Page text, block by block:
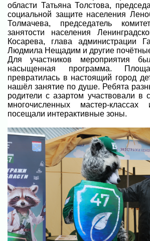
области Татьяна Толстова,
социальной защите населения
Толмачева, председатель
занятости населения
Косарева, глава администрации
Людмила Нещадим и другие
Для участников мероприятия
насыщенная программа.
превратилась в настоящий город
нашёл занятие по душе. Ребята
родители с азартом участвовали в
многочисленных мастер-
посещали интерактивные зоны.